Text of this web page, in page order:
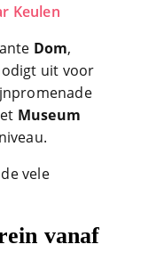
Keulen
Dom,
uit voor
Museum
vele
vanaf